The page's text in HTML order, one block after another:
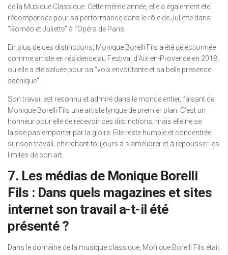
de la Musique Classique. Cette même année, elle a également été
récompensée pour sa performance dans le rôle de Juliette dans
“Roméo et Juliette” à l’Opéra de Paris.
En plus de ces distinctions, Monique Borelli Fils a été sélectionnée
comme artiste en résidence au Festival d’Aix-en-Provence en 2018,
où elle a été saluée pour sa “voix envoûtante et sa belle présence
scénique”.
Son travail est reconnu et admiré dans le monde entier, faisant de
Monique Borelli Fils une artiste lyrique de premier plan. C’est un
honneur pour elle de recevoir ces distinctions, mais elle ne se
laisse pas emporter par la gloire. Elle reste humble et concentrée
sur son travail, cherchant toujours à s’améliorer et à repousser les
limites de son art.
7. Les médias de Monique Borelli
Fils : Dans quels magazines et sites
internet son travail a-t-il été
présenté ?
Dans le domaine de la musique classique, Monique Borelli Fils était